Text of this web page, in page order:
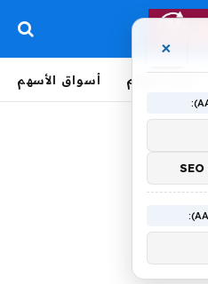
أخبار العالم أسواق الأسهم
×